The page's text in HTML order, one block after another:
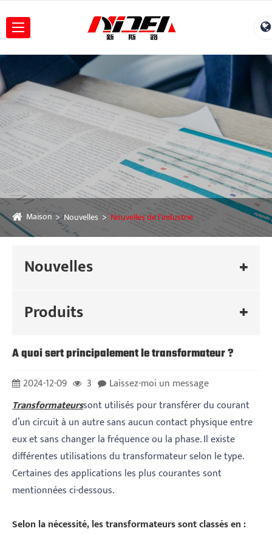
Maison Nouvelles Nouvelles de l'industrie
Nouvelles
Produits
A quoi sert principalement le transformateur ?
2024-12-09 3
Laissez-moi un message
Transformateurssont utilisés pour transférer du courant
d’un circuit à un autre sans aucun contact physique entre
eux et sans changer la fréquence ou la phase. Il existe
différentes utilisations du transformateur selon le type.
Certaines des applications les plus courantes sont
mentionnées ci-dessous.
Selon la nécessité, les transformateurs sont classés en :